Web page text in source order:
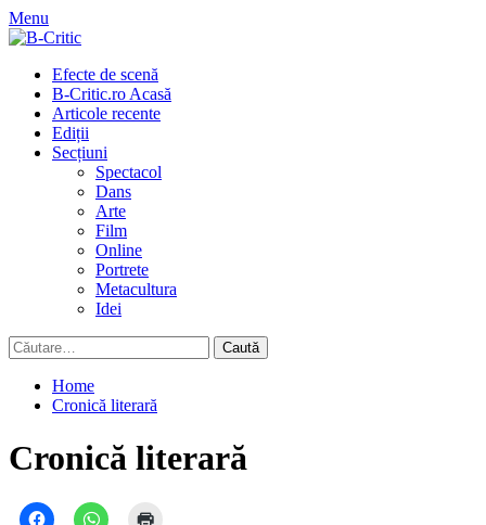
Skip
to
Menu
Primary
Menu
Efecte de scenă
B-Critic.ro Acasă
Articole recente
Ediții
Secțiuni
Spectacol
Dans
Arte
Film
Online
Portrete
Metacultura
Idei
Caută
după:
Home
Cronică literară
Cronică literară